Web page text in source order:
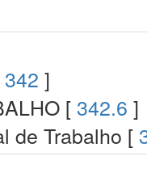
342 ]
[ 342.6 ]
de Trabalho [